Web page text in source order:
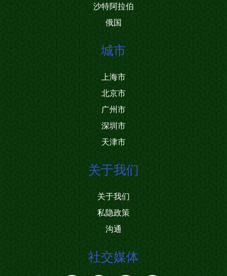
沙特阿拉伯
俄国
城市
上海市
北京市
广州市
深圳市
天津市
关于我们
关于我们
私隐政策
沟通
社交媒体